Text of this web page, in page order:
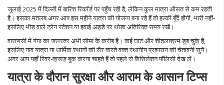
जुलाई 2025 में दिल्ली में बारिश रिकॉर्ड पर पहुँच रही है, लेकिन कुल मात्रा औसत से कम रहती
है। इसका मतलब अगर आप इस महीने यात्रा की योजना बना रहे हैं तो हल्की बूँदें होंगी, भारी नहीं‑
इसलिए भीड़ वाले ट्रेन स्टेशन या हवाई अड्डे पर थोड़ा अतिरिक्त समय रखें।
वाराणसी में गंगा का जलस्तर अभी सीमा के करीब है। कई घाट और शीतलाश्रम डूब चुके हैं,
इसलिए नाव यात्रा या धार्मिक स्थानों की सैर करते वक्त स्थानीय प्रशासन की चेतावनी सुनें।
अगर आप यहाँ रिवर‑क्रूज़ बुक करना चाहते हैं तो पहले से कैंसिलेशन पॉलिसी देख लें।
यात्रा के दौरान सुरक्षा और आराम के आसान टिप्स